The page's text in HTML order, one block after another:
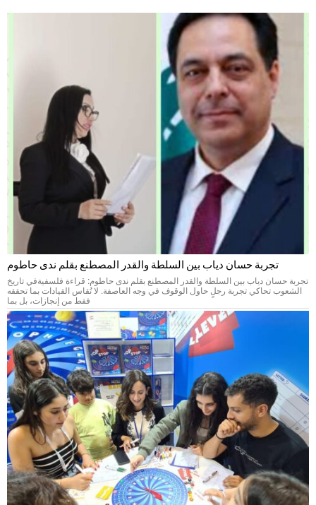
تجربة حسان دياب بين السلطة والقدر المصطنع بقلم ندى حاطوم
تجربة حسان دياب بين السلطة والقدر المصطنع بقلم ندى حاطوم: قراءة فلسفيةفي تاريخ
الشعوب تحاكي تجربة رجلٍ حاول الوقوف في وجه العاصفة. لا تُقاس القيادات بما تحققه
فقط من إنجازات، بل بما